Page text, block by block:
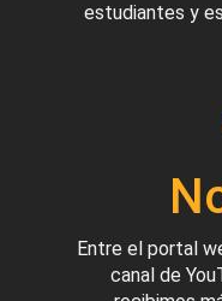
estudiantes y
Entre el portal
canal de